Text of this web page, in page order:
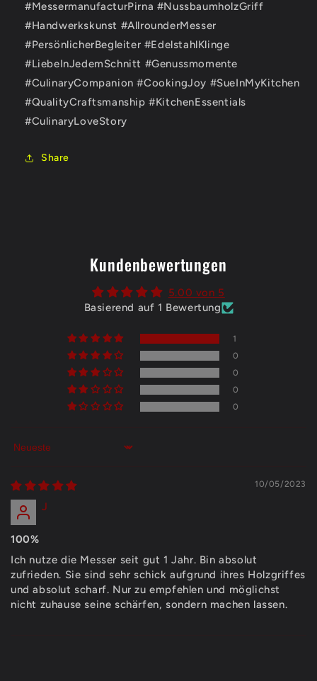
#MessermanufacturPirna #NussbaumholzGriff
#Handwerkskunst #AllrounderMesser
#PersönlicherBegleiter #EdelstahlKlinge
#LiebeInJedemSchnitt #Genussmomente
#CulinaryCompanion #CookingJoy #SueInMyKitchen
#QualityCraftsmanship #KitchenEssentials
#CulinaryLoveStory
Share
Kundenbewertungen
5.00 von 5
Basierend auf 1 Bewertung
1
0
0
0
0
Sort by
10/05/2023
J
100%
Ich nutze die Messer seit gut 1 Jahr. Bin absolut
zufrieden. Sie sind sehr schick aufgrund ihres Holzgriffes
und absolut scharf. Nur zu empfehlen und möglichst
nicht zuhause seine schärfen, sondern machen lassen.